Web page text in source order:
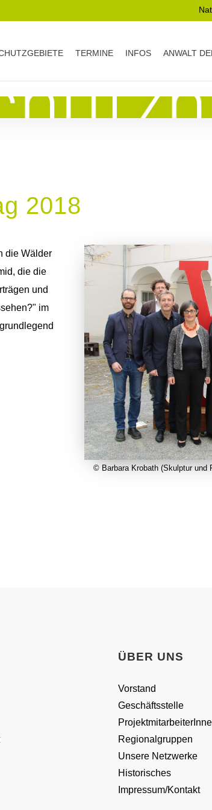
TERMINE INFOS ANWALT
2018
© Barbara Krobath (Skulptur und
die Wälder
die die
und
im
ÜBER UNS
Vorstand
Geschäftsstelle
Regionalgruppen
Unsere Netzwerke
Historisches
Impressum/Kontakt